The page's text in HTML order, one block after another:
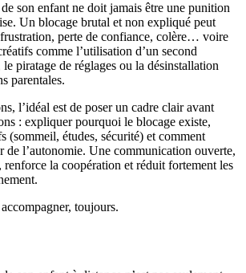
son enfant ne doit jamais être une punition
Un blocage brutal et non expliqué peut
perte de confiance, colère… voire
comme l’utilisation d’un second
piratage de réglages ou la désinstallation
parentales.
l’idéal est de poser un cadre clair avant
: expliquer pourquoi le blocage existe,
(sommeil, études, sécurité) et comment
de l’autonomie. Une communication ouverte,
renforce la coopération et réduit fortement les
toujours.